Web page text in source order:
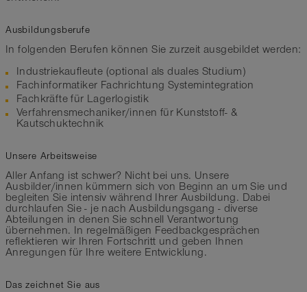
Ausbildungsberufe
In folgenden Berufen können Sie zurzeit ausgebildet werden:
Industriekaufleute (optional als duales Studium)
Fachinformatiker Fachrichtung Systemintegration
Fachkräfte für Lagerlogistik
Verfahrensmechaniker/innen für Kunststoff- &
Kautschuktechnik
Unsere Arbeitsweise
Aller Anfang ist schwer? Nicht bei uns. Unsere
Ausbilder/innen kümmern sich von Beginn an um Sie und
begleiten Sie intensiv während Ihrer Ausbildung. Dabei
durchlaufen Sie - je nach Ausbildungsgang - diverse
Abteilungen in denen Sie schnell Verantwortung
übernehmen. In regelmäßigen Feedbackgesprächen
reflektieren wir Ihren Fortschritt und geben Ihnen
Anregungen für Ihre weitere Entwicklung.
Das zeichnet Sie aus